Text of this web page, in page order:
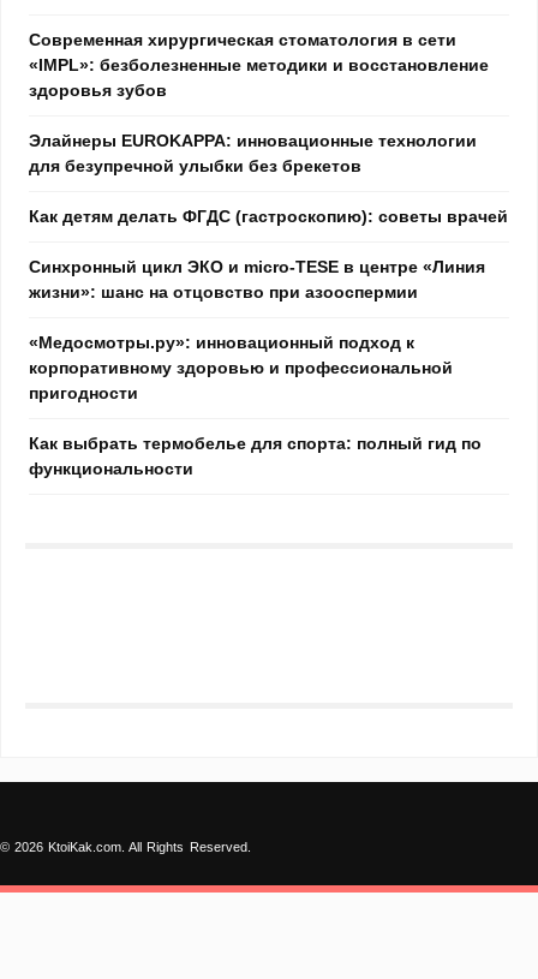
Современная хирургическая стоматология в сети
«IMPL»: безболезненные методики и восстановление
здоровья зубов
Элайнеры EUROKAPPA: инновационные технологии
для безупречной улыбки без брекетов
Как детям делать ФГДС (гастроскопию): советы врачей
Синхронный цикл ЭКО и micro-TESE в центре «Линия
жизни»: шанс на отцовство при азооспермии
«Медосмотры.ру»: инновационный подход к
корпоративному здоровью и профессиональной
пригодности
Как выбрать термобелье для спорта: полный гид по
функциональности
© 2026 KtoiKak.com. All Rights Reserved.